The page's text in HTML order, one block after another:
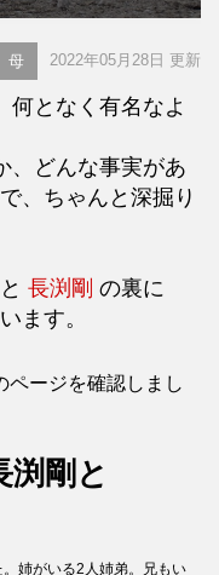
母 2022年05月28日 更新
何となく有名なよ
、どんな事実があ
、ちゃんと深掘り
長渕剛 の裏に
ます。
ページを確認しまし
渕剛と
姉がいる2人姉弟。兄もい